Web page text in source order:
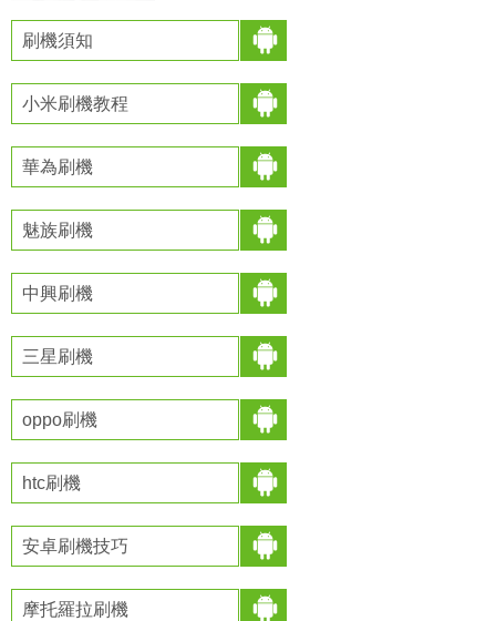
卡槽僅支持2G網
刷機須知
小米刷機教程
華為刷機
魅族刷機
中興刷機
三星刷機
oppo刷機
htc刷機
安卓刷機技巧
摩托羅拉刷機